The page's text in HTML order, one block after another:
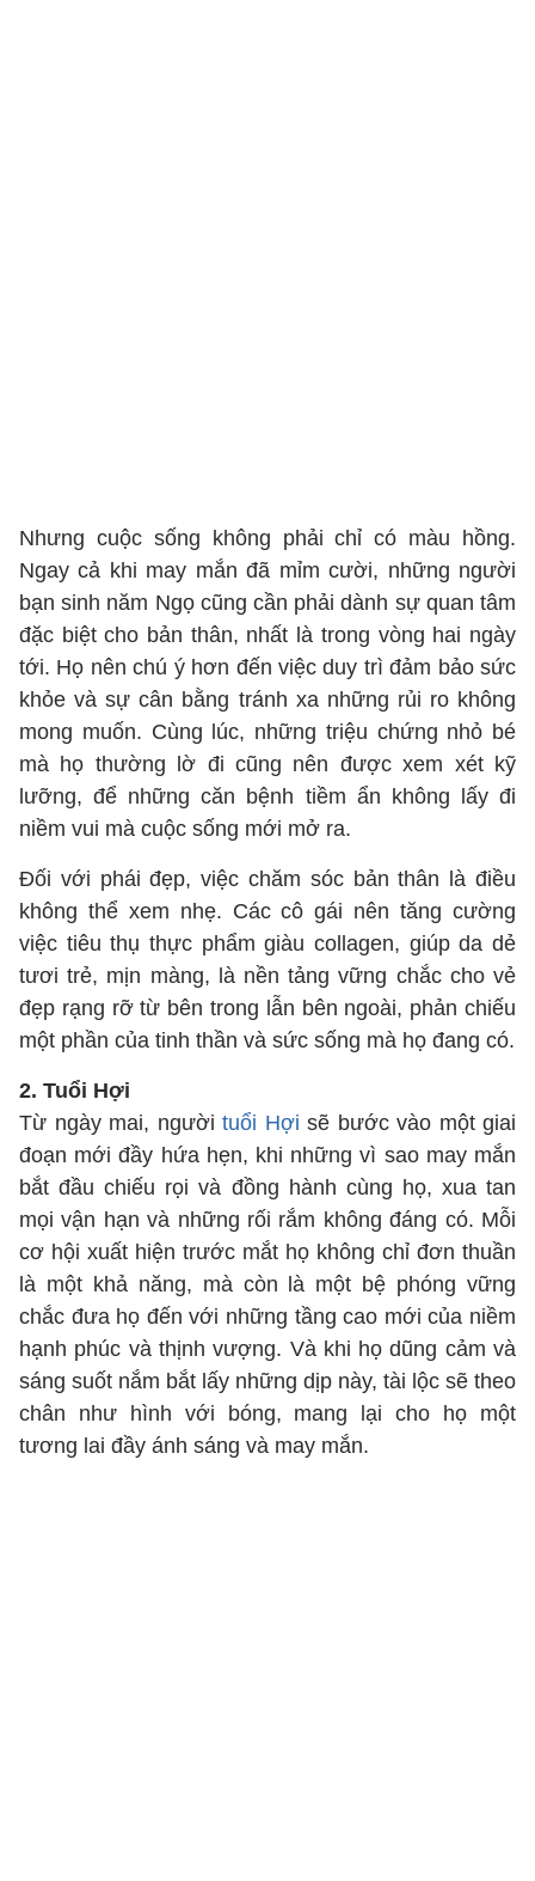
Nhưng cuộc sống không phải chỉ có màu hồng.
Ngay cả khi may mắn đã mỉm cười, những người
bạn sinh năm Ngọ cũng cần phải dành sự quan tâm
đặc biệt cho bản thân, nhất là trong vòng hai ngày
tới. Họ nên chú ý hơn đến việc duy trì đảm bảo sức
khỏe và sự cân bằng tránh xa những rủi ro không
mong muốn. Cùng lúc, những triệu chứng nhỏ bé
mà họ thường lờ đi cũng nên được xem xét kỹ
lưỡng, để những căn bệnh tiềm ẩn không lấy đi
niềm vui mà cuộc sống mới mở ra.
Đối với phái đẹp, việc chăm sóc bản thân là điều
không thể xem nhẹ. Các cô gái nên tăng cường
việc tiêu thụ thực phẩm giàu collagen, giúp da dẻ
tươi trẻ, mịn màng, là nền tảng vững chắc cho vẻ
đẹp rạng rỡ từ bên trong lẫn bên ngoài, phản chiếu
một phần của tinh thần và sức sống mà họ đang có.
2. Tuổi Hợi
Từ ngày mai, người tuổi Hợi sẽ bước vào một giai
đoạn mới đầy hứa hẹn, khi những vì sao may mắn
bắt đầu chiếu rọi và đồng hành cùng họ, xua tan
mọi vận hạn và những rối rắm không đáng có. Mỗi
cơ hội xuất hiện trước mắt họ không chỉ đơn thuần
là một khả năng, mà còn là một bệ phóng vững
chắc đưa họ đến với những tầng cao mới của niềm
hạnh phúc và thịnh vượng. Và khi họ dũng cảm và
sáng suốt nắm bắt lấy những dịp này, tài lộc sẽ theo
chân như hình với bóng, mang lại cho họ một
tương lai đầy ánh sáng và may mắn.